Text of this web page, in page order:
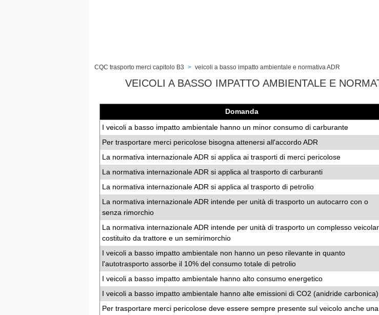
CQC trasporto merci capitolo B3 > veicoli a basso impatto ambientale e normativa ADR
VEICOLI A BASSO IMPATTO AMBIENTALE E
Domanda
I veicoli a basso impatto ambientale hanno un minor consumo di carburante
Per trasportare merci pericolose bisogna attenersi all'accordo ADR
La normativa internazionale ADR si applica ai trasporti di merci pericolose
La normativa internazionale ADR si applica al trasporto di carburanti
La normativa internazionale ADR si applica al trasporto di petrolio
La normativa internazionale ADR intende per unità di trasporto un autocarro con o
senza rimorchio
La normativa internazionale ADR intende per unità di trasporto un complesso
costituito da trattore e un semirimorchio
I veicoli a basso impatto ambientale non hanno un peso rilevante in quanto
l'autotrasporto assorbe il 10% del consumo totale di petrolio
I veicoli a basso impatto ambientale hanno alto consumo energetico
I veicoli a basso impatto ambientale hanno alte emissioni di CO2 (anidride carbonica)
Per trasportare merci pericolose deve essere sempre presente sul veicolo anche una